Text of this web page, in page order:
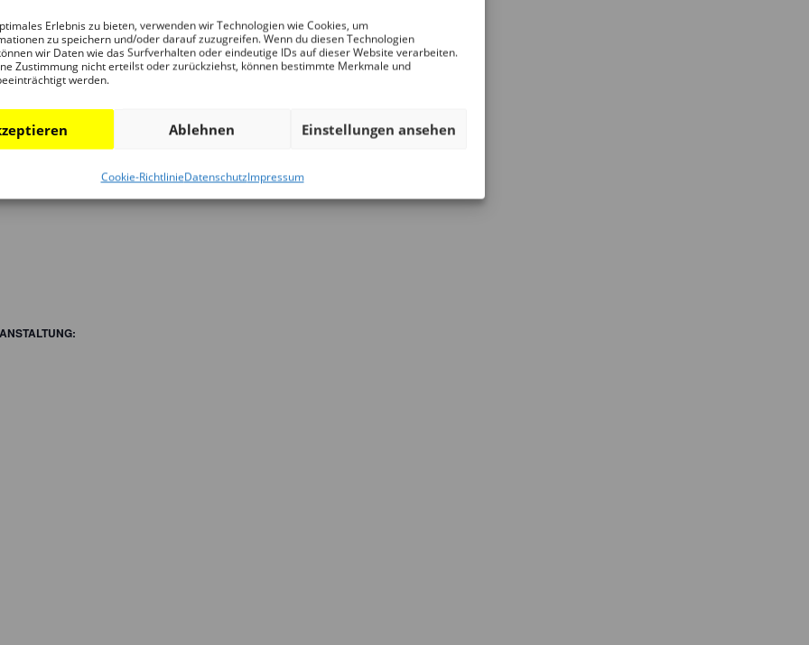
Erlebnis zu bieten, verwenden wir Technologien wie Cookies, um
zu speichern und/oder darauf zuzugreifen. Wenn du diesen Technologien
wir Daten wie das Surfverhalten oder eindeutige IDs auf dieser Website verarbeiten.
Zustimmung nicht erteilst oder zurückziehst, können bestimmte Merkmale und
werden.
Ablehnen Einstellungen ansehen
Cookie-RichtlinieDatenschutzImpressum
erste Haus
in der Praxis – Impulse für die Stadt im Wandel